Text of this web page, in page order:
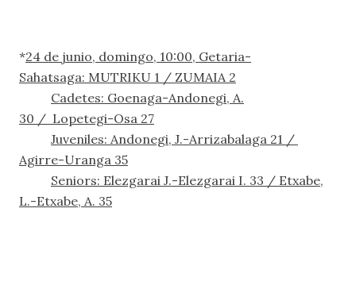
*24 de junio, domingo, 10:00, Getaria-
Sahatsaga: MUTRIKU 1 / ZUMAIA 2
Cadetes: Goenaga-Andonegi, A.
30 / Lopetegi-Osa 27
Juveniles: Andonegi, J.-Arrizabalaga 21 /
Agirre-Uranga 35
Seniors: Elezgarai J.-Elezgarai I. 33 / Etxabe,
L.-Etxabe, A. 35